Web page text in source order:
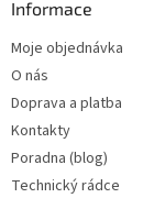
Informace
Moje objednávka
O nás
Doprava a platba
Kontakty
Poradna (blog)
Technický rádce